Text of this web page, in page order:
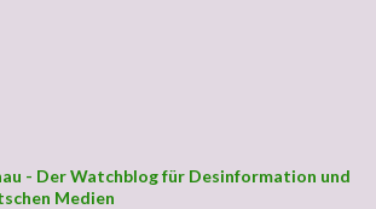
- Der Watchblog für Desinformation und
Medien